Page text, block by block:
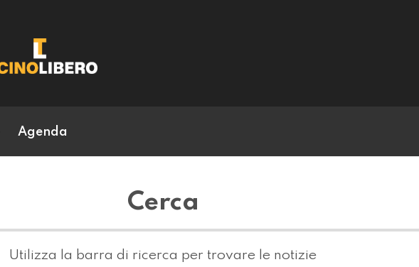
Agenda
Cerca
Utilizza la barra di ricerca per trovare le notizie